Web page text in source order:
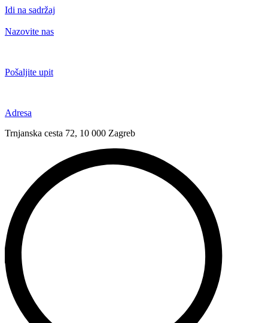
Idi na sadržaj
Nazovite nas
Pošaljite upit
Adresa
Trnjanska cesta 72, 10 000 Zagreb